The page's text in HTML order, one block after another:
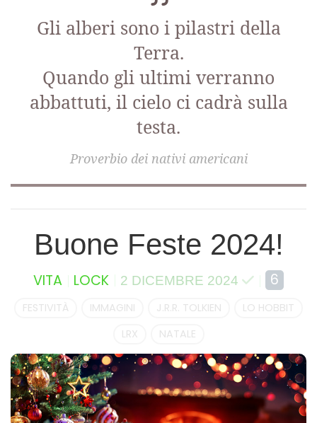
Gli alberi sono i pilastri della
Terra.
Quando gli ultimi verranno
abbattuti, il cielo ci cadrà sulla
testa.
Proverbio dei nativi americani
Buone Feste 2024!
VITA LOCK 2 DICEMBRE 2024 6
FESTIVITÀ IMMAGINI J.R.R. TOLKIEN
LO HOBBIT
LRX
NATALE